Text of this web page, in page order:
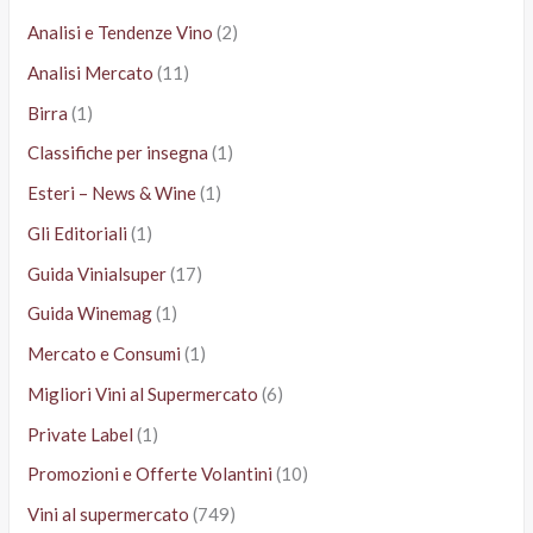
Analisi e Tendenze Vino (2)
Analisi Mercato (11)
Birra (1)
Classifiche per insegna (1)
Esteri – News & Wine(1)
Gli Editoriali (1)
Guida Vinialsuper(17)
Guida Winemag(1)
Mercato e Consumi (1)
Migliori Vini al Supermercato (6)
Private Label (1)
Promozioni e Offerte Volantini (10)
Vini al supermercato (749)